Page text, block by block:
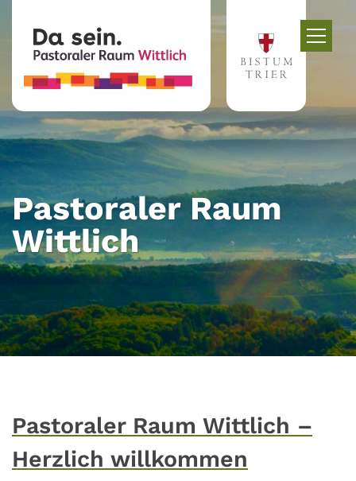
Pastoraler Raum
Wittlich
Pastoraler Raum Wittlich –
Herzlich willkommen